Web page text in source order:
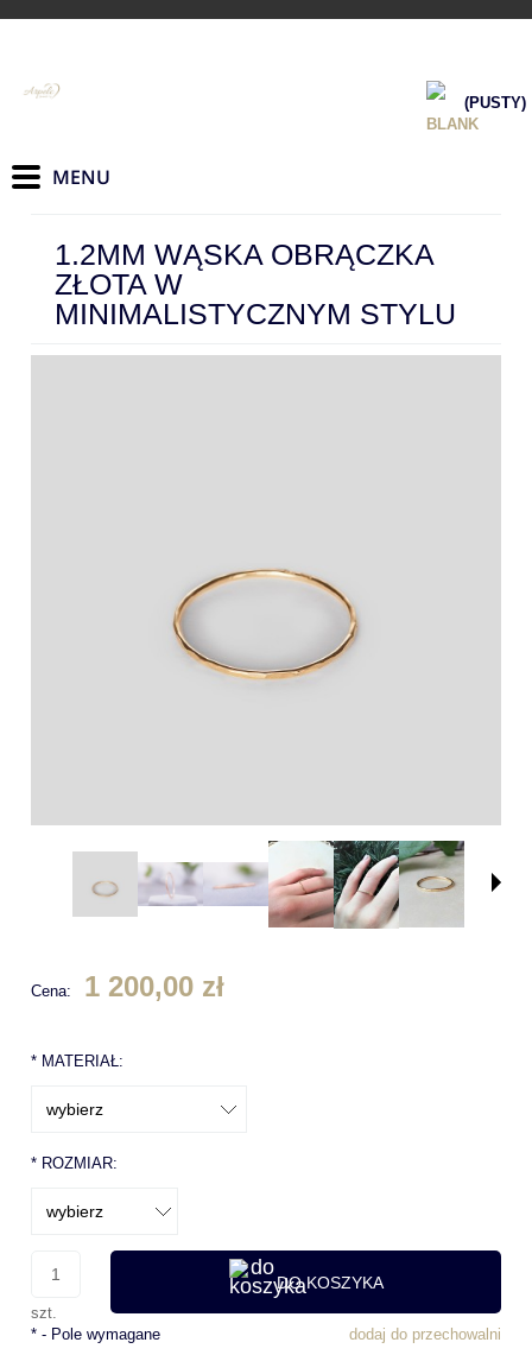
(PUSTY)
1.2MM WĄSKA OBRĄCZKA
ZŁOTA W
MINIMALISTYCZNYM STYLU
Cena: 1 200,00 zł
* MATERIAŁ:
* ROZMIAR:
szt.
DO KOSZYKA
dodaj do przechowalni
* - Pole wymagane